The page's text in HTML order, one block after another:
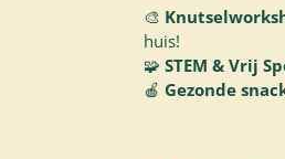
🎨
huis!
🧩 STEM & Vrij
🍎 Gezonde